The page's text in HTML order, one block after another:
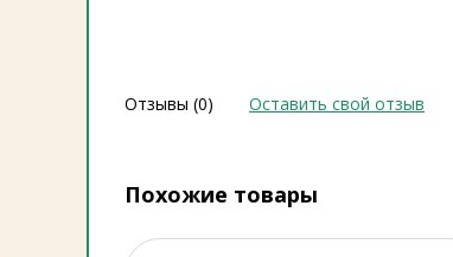
Отзывы (0) Оставить свой отзыв
Похожие товары